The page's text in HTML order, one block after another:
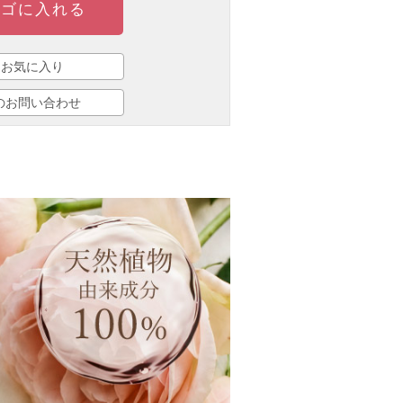
に入れる
気に入り
お問い合わせ